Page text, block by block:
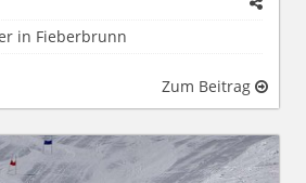
in Fieberbrunn
Zum Beitrag